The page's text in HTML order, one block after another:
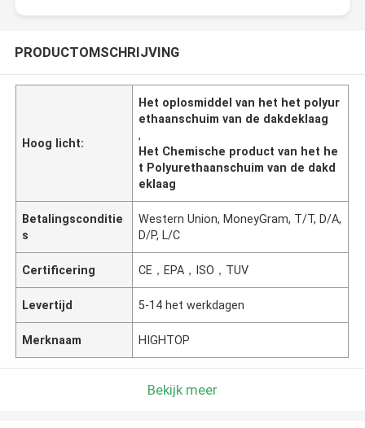
PRODUCTOMSCHRIJVING
Hoog licht:
Het oplosmiddel van het het polyur
ethaanschuim van de dakdeklaag
,
Het Chemische product van het he
t Polyurethaanschuim van de dakd
eklaag
Betalingsconditie
s
Western Union, MoneyGram, T/T, D/A,
D/P, L/C
Certificering CE，EPA，ISO，TUV
Levertijd 5-14 het werkdagen
Merknaam HIGHTOP
Bekijk meer